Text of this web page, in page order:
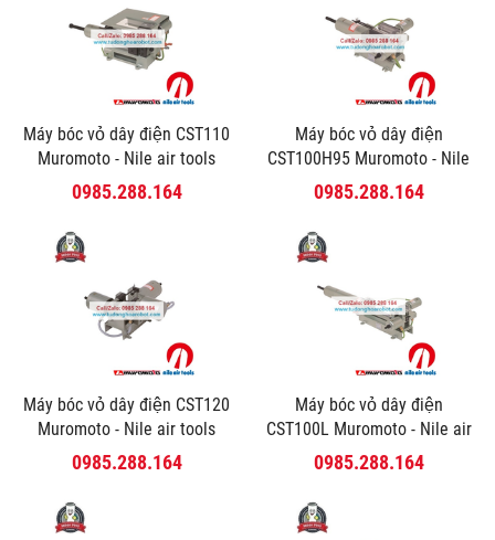
Máy bóc vỏ dây điện CST110
Muromoto - Nile air tools
0985.288.164
Máy bóc vỏ dây điện
CST100H95 Muromoto - Nile
air tools
0985.288.164
Máy bóc vỏ dây điện CST120
Muromoto - Nile air tools
0985.288.164
Máy bóc vỏ dây điện
CST100L Muromoto - Nile air
tools
0985.288.164